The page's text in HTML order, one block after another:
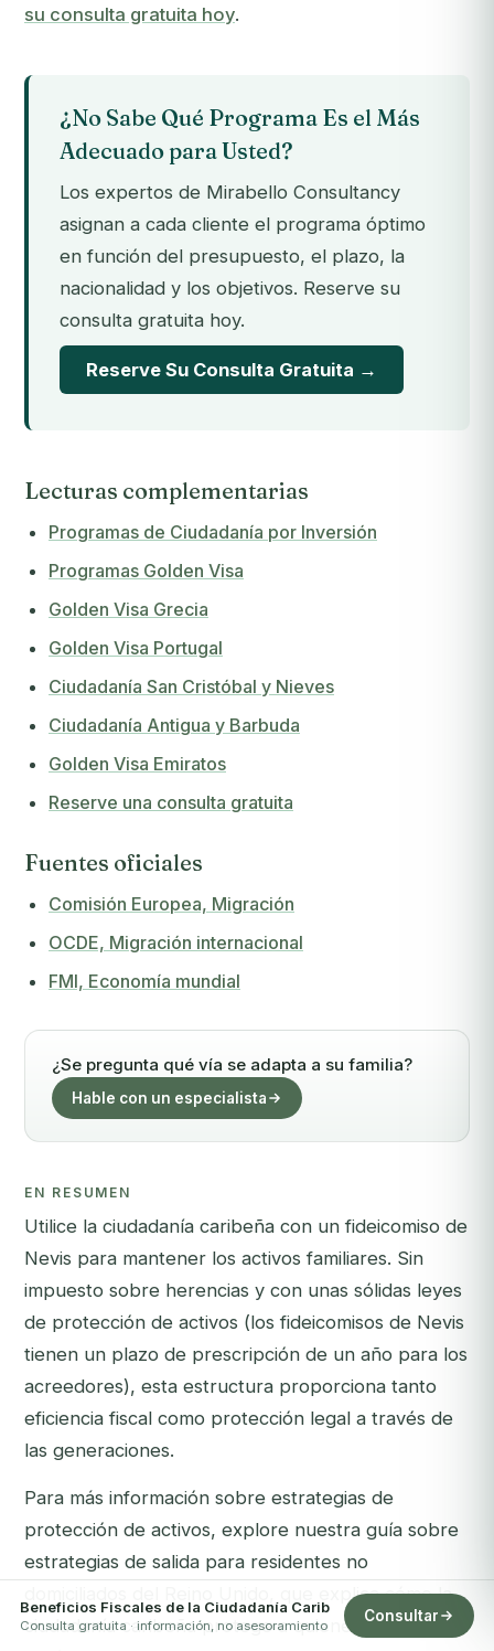
su consulta gratuita hoy.
¿No Sabe Qué Programa Es el Más
Adecuado para Usted?
Los expertos de Mirabello Consultancy
asignan a cada cliente el programa óptimo
en función del presupuesto, el plazo, la
nacionalidad y los objetivos. Reserve su
consulta gratuita hoy.
Reserve Su Consulta Gratuita →
Lecturas complementarias
Programas de Ciudadanía por Inversión
Programas Golden Visa
Golden Visa Grecia
Golden Visa Portugal
Ciudadanía San Cristóbal y Nieves
Ciudadanía Antigua y Barbuda
Golden Visa Emiratos
Reserve una consulta gratuita
Fuentes oficiales
Comisión Europea, Migración
OCDE, Migración internacional
FMI, Economía mundial
¿Se pregunta qué vía se adapta a su familia?
Hable con un especialista
EN RESUMEN
Utilice la ciudadanía caribeña con un fideicomiso de
Nevis para mantener los activos familiares. Sin
impuesto sobre herencias y con unas sólidas leyes
de protección de activos (los fideicomisos de Nevis
tienen un plazo de prescripción de un año para los
acreedores), esta estructura proporciona tanto
eficiencia fiscal como protección legal a través de
las generaciones.
Para más información sobre estrategias de
protección de activos, explore nuestra guía sobre
estrategias de salida para residentes no
, que explica cómo la
ciudadanía caribeña protege a quienes abandonan
Beneficios Fiscales de la Ciudadanía Carib
Consulta gratuita · información, no asesoramiento
Consultar